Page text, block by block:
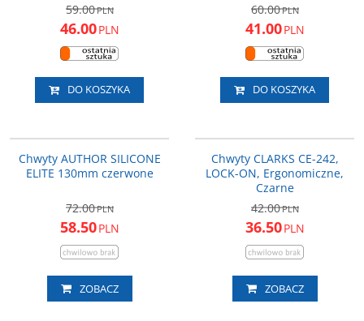
59.00PLN
46.00PLN
DO KOSZYKA
60.00PLN
41.00PLN
DO KOSZYKA
Chwyty AUTHOR SILICONE
ELITE 130mm czerwone
72.00PLN
58.50PLN
ZOBACZ
Chwyty CLARKS CE-242,
LOCK-ON, Ergonomiczne,
Czarne
42.00PLN
36.50PLN
ZOBACZ